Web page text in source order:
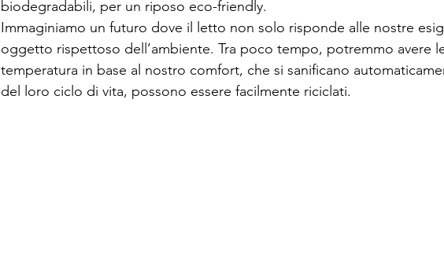
biodegradabili, per un riposo eco-friendly.
Immaginiamo un futuro dove il letto non solo risponde alle nostre
oggetto rispettoso dell’ambiente. Tra poco tempo, potremmo avere
temperatura in base al nostro comfort, che si sanificano
del loro ciclo di vita, possono essere facilmente riciclati.